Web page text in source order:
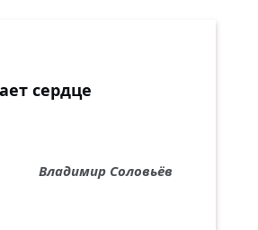
сердце
Владимир Соловьёв